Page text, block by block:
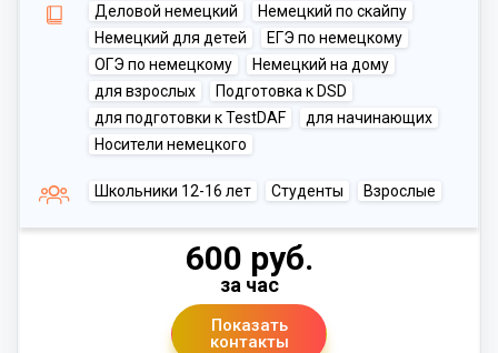
Деловой немецкий
Немецкий по скайпу
Немецкий для детей
ЕГЭ по немецкому
ОГЭ по немецкому
Немецкий на дому
для взрослых
Подготовка к DSD
для подготовки к TestDAF
для начинающих
Носители немецкого
Школьники 12-16 лет Студенты Взрослые
600 руб.
за час
Показать
контакты